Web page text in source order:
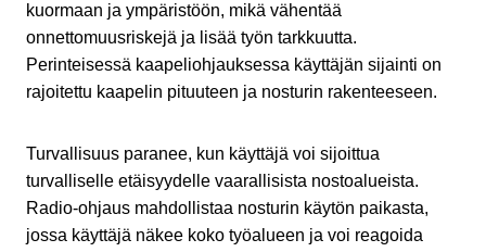
kuormaan ja ympäristöön, mikä vähentää
onnettomuusriskejä ja lisää työn tarkkuutta.
Perinteisessä kaapeliohjauksessa käyttäjän sijainti on
rajoitettu kaapelin pituuteen ja nosturin rakenteeseen.
Turvallisuus paranee, kun käyttäjä voi sijoittua
turvalliselle etäisyydelle vaarallisista nostoalueista.
Radio-ohjaus mahdollistaa nosturin käytön paikasta,
jossa käyttäjä näkee koko työalueen ja voi reagoida